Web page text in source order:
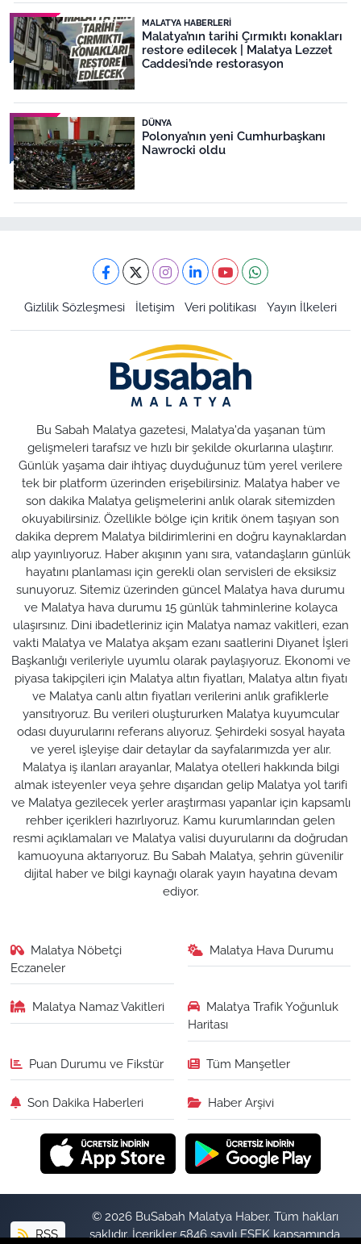
MALATYA HABERLERI
Malatya’nın tarihi Çırmıktı konakları
restore edilecek | Malatya Lezzet
Caddesi’nde restorasyon
DÜNYA
Polonya’nın yeni Cumhurbaşkanı
Nawrocki oldu
Gizlilik Sözleşmesi İletişim Veri politikası Yayın İlkeleri
Bu Sabah Malatya gazetesi, Malatya'da yaşanan tüm
gelişmeleri tarafsız ve hızlı bir şekilde okurlarına ulaştırır.
Günlük yaşama dair ihtiyaç duyduğunuz tüm yerel verilere
tek bir platform üzerinden erişebilirsiniz. Malatya haber ve
son dakika Malatya gelişmelerini anlık olarak sitemizden
okuyabilirsiniz. Özellikle bölge için kritik önem taşıyan son
dakika deprem Malatya bildirimlerini en doğru kaynaklardan
alıp yayınlıyoruz. Haber akışının yanı sıra, vatandaşların günlük
hayatını planlaması için gerekli olan servisleri de eksiksiz
sunuyoruz. Sitemiz üzerinden güncel Malatya hava durumu
ve Malatya hava durumu 15 günlük tahminlerine kolayca
ulaşırsınız. Dini ibadetleriniz için Malatya namaz vakitleri, ezan
vakti Malatya ve Malatya akşam ezanı saatlerini Diyanet İşleri
Başkanlığı verileriyle uyumlu olarak paylaşıyoruz. Ekonomi ve
piyasa takipçileri için Malatya altın fiyatları, Malatya altın fiyatı
ve Malatya canlı altın fiyatları verilerini anlık grafiklerle
yansıtıyoruz. Bu verileri oluştururken Malatya kuyumcular
odası duyurularını referans alıyoruz. Şehirdeki sosyal hayata
ve yerel işleyişe dair detaylar da sayfalarımızda yer alır.
Malatya iş ilanları arayanlar, Malatya otelleri hakkında bilgi
almak isteyenler veya şehre dışarıdan gelip Malatya yol tarifi
ve Malatya gezilecek yerler araştırması yapanlar için kapsamlı
rehber içerikleri hazırlıyoruz. Kamu kurumlarından gelen
resmi açıklamaları ve Malatya valisi duyurularını da doğrudan
kamuoyuna aktarıyoruz. Bu Sabah Malatya, şehrin güvenilir
dijital haber ve bilgi kaynağı olarak yayın hayatına devam
ediyor.
Malatya Nöbetçi
Eczaneler
Malatya Hava Durumu
Malatya Namaz Vakitleri
Malatya Trafik Yoğunluk
Haritası
Puan Durumu ve Fikstür Tüm Manşetler
Son Dakika Haberleri Haber Arşivi
RSS
© 2026 BuSabah Malatya Haber. Tüm hakları
saklıdır. İçerikler 5846 sayılı FSEK kapsamında